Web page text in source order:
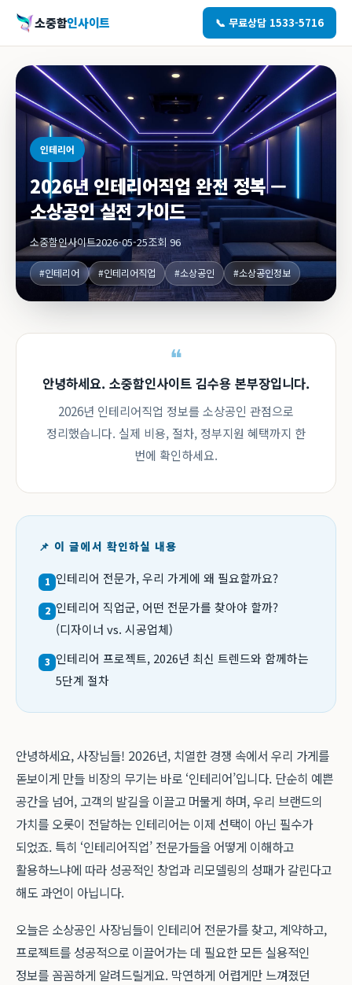
소중함인사이트 📞 무료상담 1533-5716
인테리어
2026년 인테리어직업 완전 정복 —
소상공인 실전 가이드
소중함인사이트2026-05-25조회 96
#인테리어 #인테리어직업 #소상공인 #소상공인정보
안녕하세요. 소중함인사이트 김수용 본부장입니다.
2026년 인테리어직업 정보를 소상공인 관점으로
정리했습니다. 실제 비용, 절차, 정부지원 혜택까지 한
번에 확인하세요.
📌 이 글에서 확인하실 내용
1 인테리어 전문가, 우리 가게에 왜 필요할까요?
2 인테리어 직업군, 어떤 전문가를 찾아야 할까?
(디자이너 vs. 시공업체)
3 인테리어 프로젝트, 2026년 최신 트렌드와 함께하는
5단계 절차
안녕하세요, 사장님들! 2026년, 치열한 경쟁 속에서 우리 가게를
돋보이게 만들 비장의 무기는 바로 ‘인테리어’입니다. 단순히 예쁜
공간을 넘어, 고객의 발길을 이끌고 머물게 하며, 우리 브랜드의
가치를 오롯이 전달하는 인테리어는 이제 선택이 아닌 필수가
되었죠. 특히 ‘인테리어직업’ 전문가들을 어떻게 이해하고
활용하느냐에 따라 성공적인 창업과 리모델링의 성패가 갈린다고
해도 과언이 아닙니다.
오늘은 소상공인 사장님들이 인테리어 전문가를 찾고, 계약하고,
프로젝트를 성공적으로 이끌어가는 데 필요한 모든 실용적인
정보를 꼼꼼하게 알려드릴게요. 막연하게 어렵게만 느껴졌던